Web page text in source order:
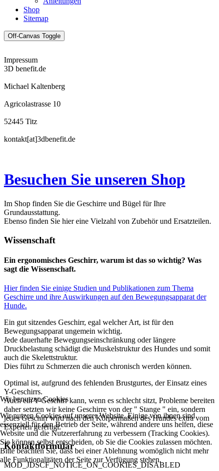
Shop
Sitemap
Off-Canvas Toggle
Impressum
3D benefit.de
Michael Kaltenberg
Agricolastrasse 10
52445 Titz
kontakt[at]3dbenefit.de
Besuchen Sie unseren Shop
Im Shop finden Sie die Geschirre und Bügel für Ihre
Grundausstattung.
Ebenso finden Sie hier eine Vielzahl von Zubehör und Ersatzteilen.
Wissenschaft
Ein ergonomisches Geschirr, warum ist das so wichtig? Was
sagt die Wissenschaft.
Hier finden Sie einige Studien und Publikationen zum Thema
Geschirre und ihre Auswirkungen auf den Bewegungsapparat der
Hunde.
Ein gut sitzendes Geschirr, egal welcher Art, ist für den
Bewegungsapparat ungemein wichtig.
Jede dauerhafte Bewegungseinschränkung oder längere
Druckbelastung schädigt die Muskelstruktur des Hundes und somit
auch die Skelettstruktur.
Dies führt zu Schmerzen die auch chronisch werden können.
Optimal ist, aufgrund des fehlenden Brustgurtes, der Einsatz eines
Y-Geschirrs.
Auch ein Y-Geschirr kann, wenn es schlecht sitzt, Probleme bereiten
daher setzten wir keine Geschirre von der " Stange " ein, sondern
jedes Geschirr wird nach den Körpermaßen des Hundes extra vom
Experten gefertigt.
Kontaktformular
MOD_JDSCF_NOTICE_ON_COOKIES_DISABLED
Wir benutzen Cookies
Wir nutzen Cookies auf unserer Website. Einige von ihnen sind
essenziell für den Betrieb der Seite, während andere uns helfen, diese
Website und die Nutzererfahrung zu verbessern (Tracking Cookies).
Sie können selbst entscheiden, ob Sie die Cookies zulassen möchten.
Bitte beachten Sie, dass bei einer Ablehnung womöglich nicht mehr
alle Funktionalitäten der Seite zur Verfügung stehen.